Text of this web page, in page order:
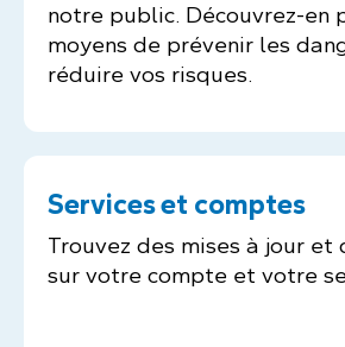
notre public. Découvrez-en
moyens de prévenir les
réduire vos risques.
Services et comptes
Trouvez des mises à jour et
sur votre compte et votre